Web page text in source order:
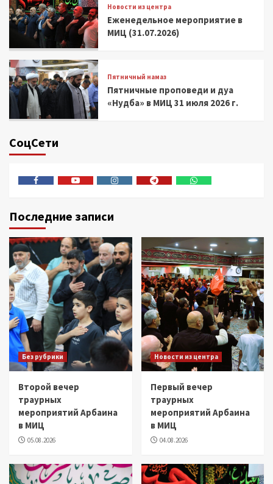
Новости из центра
Еженедельное мероприятие в
МИЦ (31.07.2026)
Пятничный намаз
Пятничные проповеди и дуа
«Нудба» в МИЦ 31 июля 2026 г.
СоцСети
Последние записи
Без рубрики
Второй вечер
траурных
мероприятий Арбаина
в МИЦ
05.08.2026
Новости из центра
Первый вечер
траурных
мероприятий Арбаина
в МИЦ
04.08.2026